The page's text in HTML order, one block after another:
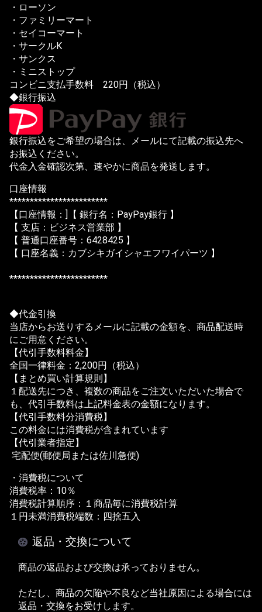
・ローソン
・ファミリーマート
・セイコーマート
・サークルK
・サンクス
・ミニストップ
コンビニ支払手数料 220円（税込）
◆銀行振込
銀行振込をご希望の場合は、メールにて記載の振込先へ
お振込ください。
代金入金確認次第、速やかに商品を発送します。
口座情報
************************
【口座情報：]【 銀行名：PayPay銀行 】
【 支店：ビジネス営業部 】
【 普通口座番号：6428425 】
【 口座名義：カブシキガイシャエフワイパーツ 】
************************
◆代金引換
当店からお送りするメールに記載の金額を、商品配送時
にご用意ください。
【代引手数料料金】
全国一律料金：2,200円（税込）
【まとめ買い計算規則】
１配送先につき、複数の商品をご注文いただいた場合で
も、代引手数料は上記料金表の金額になります。
【代引手数料分消費税】
この料金には消費税が含まれています
【代引業者指定】
宅配便(郵便局または佐川急便)
・消費税について
消費税率：10％
消費税計算順序：１商品毎に消費税計算
１円未満消費税端数：四捨五入
返品・交換について
商品の返品および交換は承っておりません。
ただし、商品の欠陥や不良など当社原因による場合には
返品・交換をお受けします。